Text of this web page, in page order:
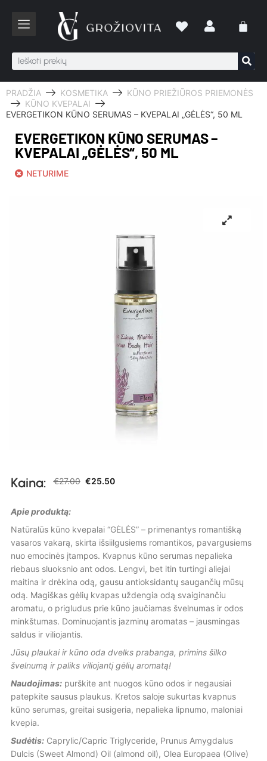
PRADŽIA KOSMETIKA
KŪNO PRIEŽIŪROS PRIEMONĖS
KŪNO KVEPALAI
EVERGETIKON KŪNO SERUMAS – KVEPALAI „GĖLĖS“, 50 ML
EVERGETIKON KŪNO SERUMAS –
KVEPALAI „GĖLĖS“, 50 ML
NETURIME
Kaina: €27.00 €25.50
Apie produktą:
Natūralūs kūno kvepalai “GĖLĖS” – primenantys romantišką
vasaros vakarą, skirta išsiilgusiems romantikos, pavargusiems
nuo emocinės įtampos. Kvapnus kūno serumas nepalieka
riebaus sluoksnio ant odos. Lengvi, bet itin turtingi aliejai
maitina ir drėkina odą, gausu antioksidantų saugančių mūsų
odą. Magiškas gėlių kvapas uždengia odą svaiginančiu
aromatu, o prigludus prie kūno jaučiamas švelnumas ir odos
minkštumas. Dominuojantis jazminų aromatas – jausmingas
saldus ir viliojantis.
Jūsų plaukai ir kūno oda dvelks prabanga, primins šilko
švelnumą ir paliks viliojantį gėlių aromatą!
Naudojimas:purškite ant nuogos kūno odos ir negausiai
patepkite sausus plaukus. Kretos saloje sukurtas kvapnus
kūno serumas, greitai susigeria, nepalieka lipnumo, maloniai
kvepia.
Sudėtis:Caprylic/Capric Triglyceride, Prunus Amygdalus
Dulcis (Sweet Almond) Oil (almond oil), Olea Europaea (Olive)